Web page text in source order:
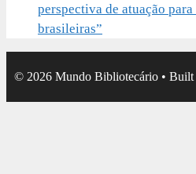
perspectiva de atuação
brasileiras”
© 2026 Mundo Bibliotecário •